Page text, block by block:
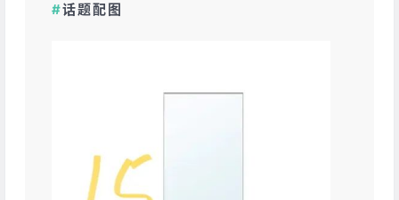
#话题配图